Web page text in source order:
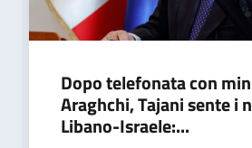
Dopo telefonata con
Araghchi, Tajani sente i
Libano-Israele:...